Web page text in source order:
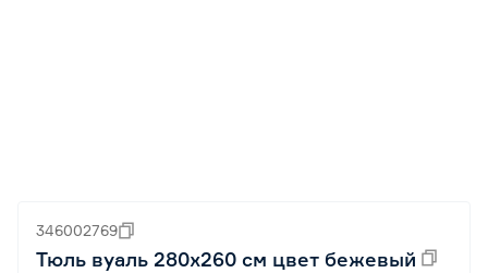
346002769
Тюль вуаль 280х260 см цвет бежевый